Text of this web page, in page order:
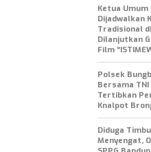
Ketua Umum
Dijadwalkan
Tradisional
Dilanjutkan
Film
Polsek
Bersama
Tertibkan
Knalpot
Diduga
Menyengat,